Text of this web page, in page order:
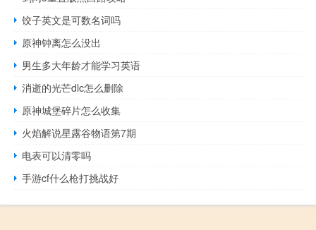
饺子英文是可数名词吗
原神钟离怎么没出
男生多大年龄才能学习英语
消逝的光芒dlc怎么删除
原神城堡碎片怎么收集
火焰解说星露谷物语第7期
电表可以清零吗
手游cf什么枪打挑战好